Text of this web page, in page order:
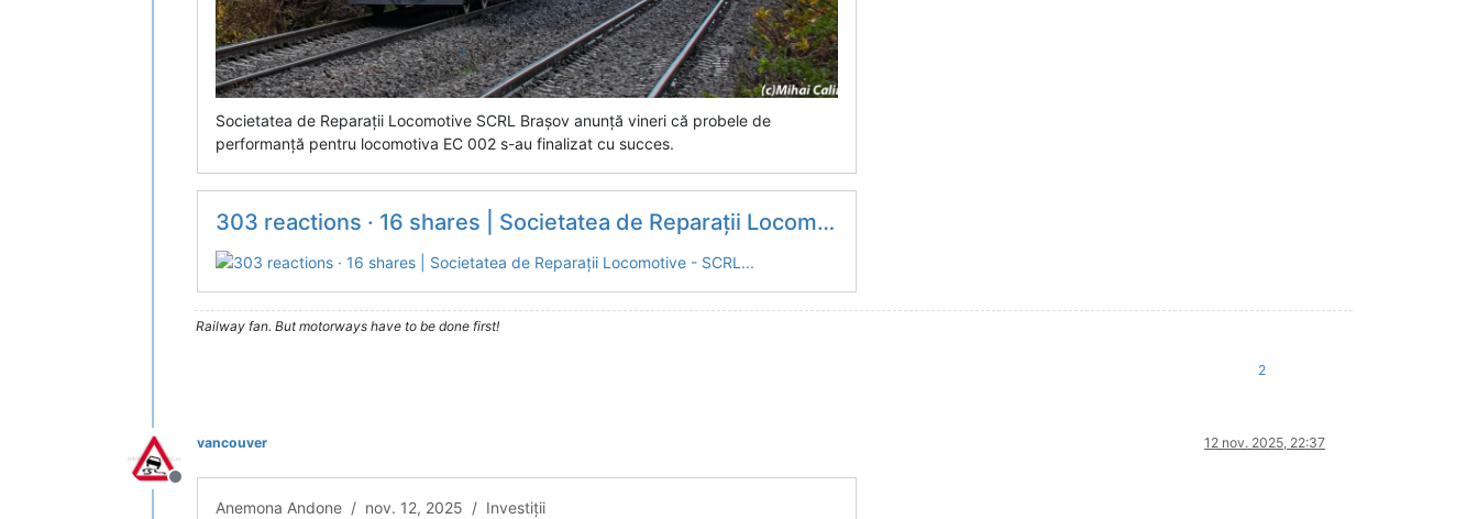
Societatea de Reparații Locomotive SCRL Brașov anunță vineri că probele de
performanță pentru locomotiva EC 002 s-au finalizat cu succes.
303 reactions · 16 shares | Societatea de Reparații Locomotive - SCRL...
Railway fan. But motorways have to be done first!
2
Deconectat
vancouver 12 nov. 2025, 22:37
Anemona Andone / nov. 12, 2025 / Investiţii